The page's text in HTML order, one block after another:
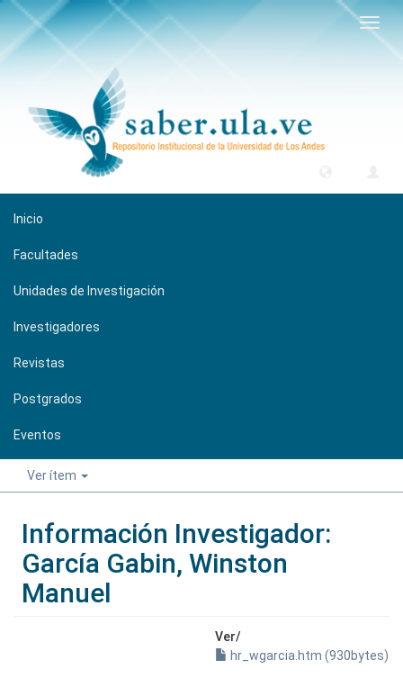
Inicio
Facultades
Unidades de Investigación
Investigadores
Revistas
Postgrados
Eventos
Ver ítem
Información Investigador:
García Gabin, Winston
Manuel
Ver/
hr_wgarcia.htm (930bytes)